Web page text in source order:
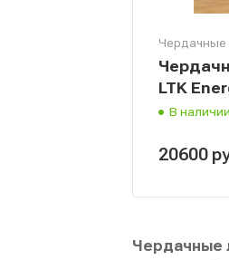
Чердачные
LTK
В наличии
20600
Чердачные